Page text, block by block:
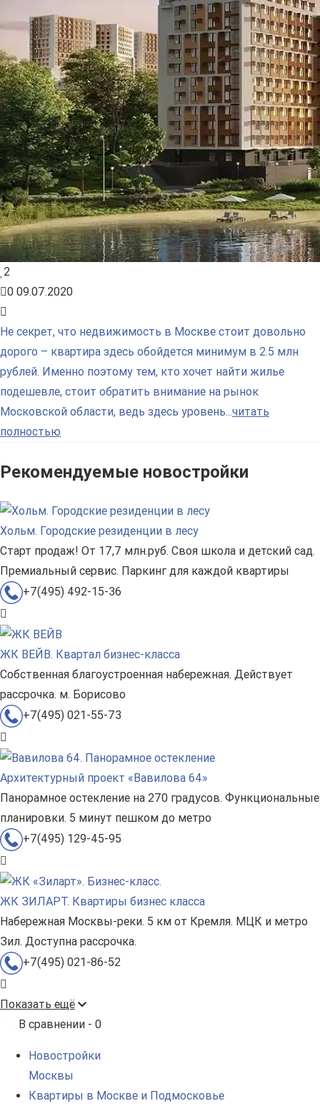
2
0 09.07.2020
Не секрет, что недвижимость в Москве стоит довольно
дорого – квартира здесь обойдется минимум в 2.5 млн
рублей. Именно поэтому тем, кто хочет найти жилье
подешевле, стоит обратить внимание на рынок
Московской области, ведь здесь уровень...читать
полностью
Рекомендуемые новостройки
Хольм. Городские резиденции в лесу
Старт продаж! От 17,7 млн.руб. Своя школа и детский сад.
Премиальный сервис. Паркинг для каждой квартиры
+7(495) 492-15-36
ЖК ВЕЙВ. Квартал бизнес-класса
Собственная благоустроенная набережная. Действует
рассрочка. м. Борисово
+7(495) 021-55-73
Архитектурный проект «Вавилова 64»
Панорамное остекление на 270 градусов. Функциональные
планировки. 5 минут пешком до метро
+7(495) 129-45-95
ЖК ЗИЛАРТ. Квартиры бизнес класса
Набережная Москвы-реки. 5 км от Кремля. МЦК и метро
Зил. Доступна рассрочка.
+7(495) 021-86-52
Показать ещё
В сравнении - 0
Новостройки
Москвы
Квартиры в Москве и Подмосковье